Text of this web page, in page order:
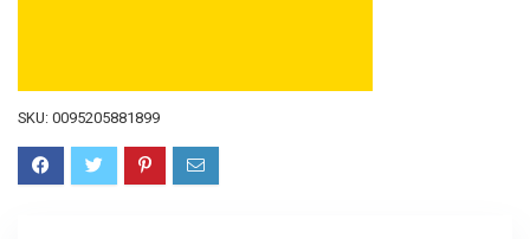
SKU: 0095205881899